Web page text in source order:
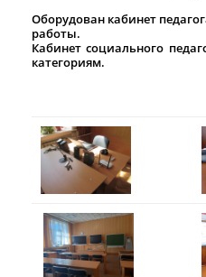
Оборудован кабинет
работы.
Кабинет социального
категориям.